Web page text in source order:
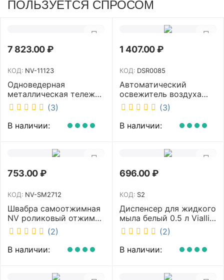
ПОЛЬЗУЕТСЯ СПРОСОМ
7 823.00₽
КОД: NV-11123
Одноведерная
металлическая тележка
с отжимом и корзинкой
под химию NV 23 л NV-
11123
(3)
В наличии:
1 407.00₽
КОД: DSR0085
Автоматический
освежитель воздуха
DISCOVER белый
DSR0085
(3)
В наличии:
753.00₽
КОД: NV-SM2712
Швабра самоотжимная
NV роликовый отжим
насадка PVA 27 см
телескопическая
рукоятка 70-125 см NV-
SM2712
(2)
В наличии:
696.00₽
КОД: S2
Диспенсер для жидкого
мыла белый 0.5 л Vialli
S2
(2)
В наличии: